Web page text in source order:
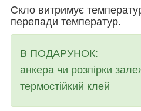
Скло витримує
перепади температур.
В ПОДАРУНОК:
анкера чи розпірки
термостійкий клей